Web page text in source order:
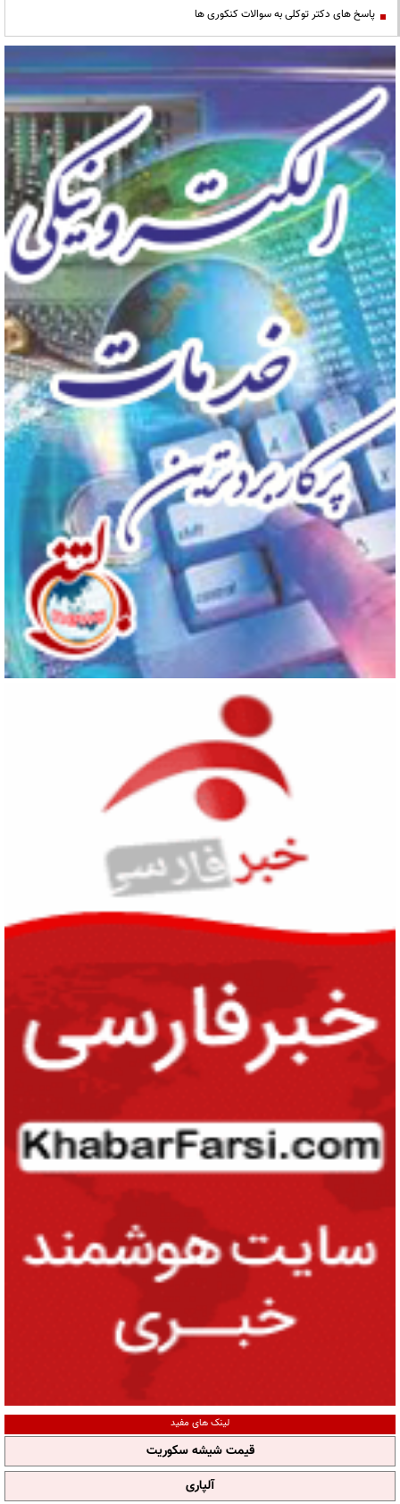
پاسخ های دکتر توکلی به سوالات کنکوری ها
لینک های مفید
قیمت شیشه سکوریت
آلپاری